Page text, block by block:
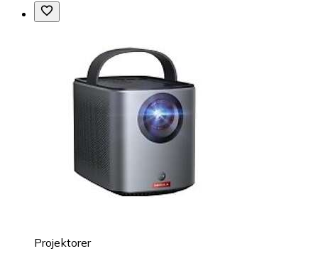
Projektorer